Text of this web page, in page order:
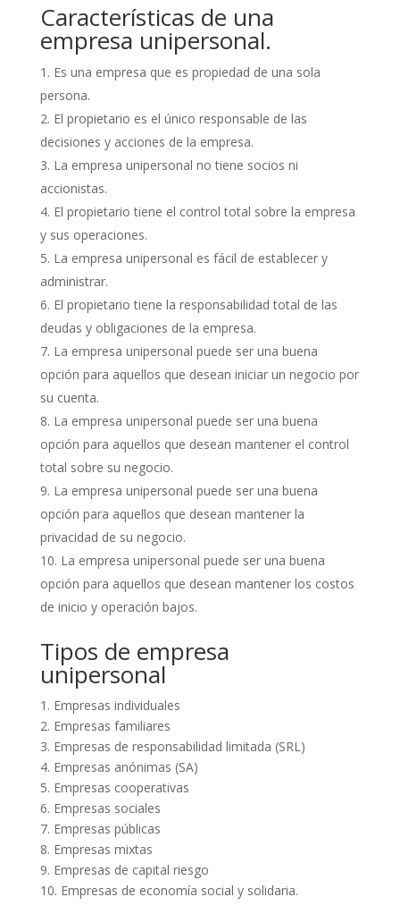
Características de una
empresa unipersonal.
Es una empresa que es propiedad de una sola
persona.
El propietario es el único responsable de las
decisiones y acciones de la empresa.
La empresa unipersonal no tiene socios ni
accionistas.
El propietario tiene el control total sobre la empresa
y sus operaciones.
La empresa unipersonal es fácil de establecer y
administrar.
El propietario tiene la responsabilidad total de las
deudas y obligaciones de la empresa.
La empresa unipersonal puede ser una buena
opción para aquellos que desean iniciar un negocio por
su cuenta.
La empresa unipersonal puede ser una buena
opción para aquellos que desean mantener el control
total sobre su negocio.
La empresa unipersonal puede ser una buena
opción para aquellos que desean mantener la
privacidad de su negocio.
La empresa unipersonal puede ser una buena
opción para aquellos que desean mantener los costos
de inicio y operación bajos.
Tipos de empresa
unipersonal
1. Empresas individuales
2. Empresas familiares
3. Empresas de responsabilidad limitada (SRL)
4. Empresas anónimas (SA)
5. Empresas cooperativas
6. Empresas sociales
7. Empresas públicas
8. Empresas mixtas
9. Empresas de capital riesgo
10. Empresas de economía social y solidaria.